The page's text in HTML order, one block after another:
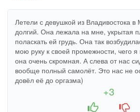
Летели с девушкой из Владивостока в
долгий. Она лежала на мне, укрытая
поласкать ей грудь. Она так
мою руку к своей промежности, чего
она очень скромная. А слева от нас
вообще полный самолёт. Это нас не
довёл её до оргазма)
+3